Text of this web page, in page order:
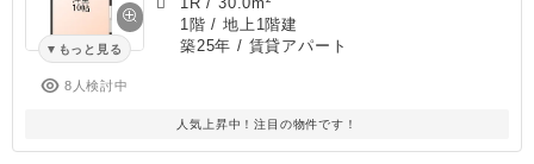
もっと見る
8人検討中
1階 / 地上1階建
築25年 / 賃貸アパート
人気上昇中！注目の物件です！